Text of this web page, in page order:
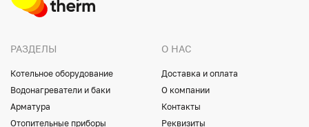
РАЗДЕЛЫ
Котельное оборудование
Водонагреватели и баки
Арматура
Отопительные приборы
О НАС
Доставка и оплата
О компании
Контакты
Реквизиты